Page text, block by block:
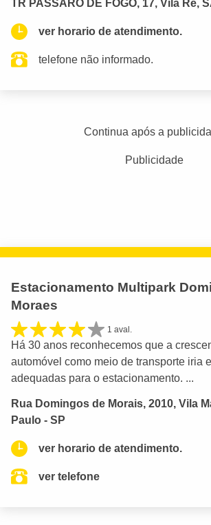
TR PASSARO DE FOGO, 17, Vila Re,
ver horario de atendimento.
telefone não informado.
Continua após a
Publicidade
Estacionamento Multipark
Moraes
1 aval.
Há 30 anos reconhecemos que a
automóvel como meio de transporte iria
adequadas para o estacionamento. ...
Rua Domingos de Morais, 2010, Vila
Paulo - SP
ver horario de atendimento.
ver telefone